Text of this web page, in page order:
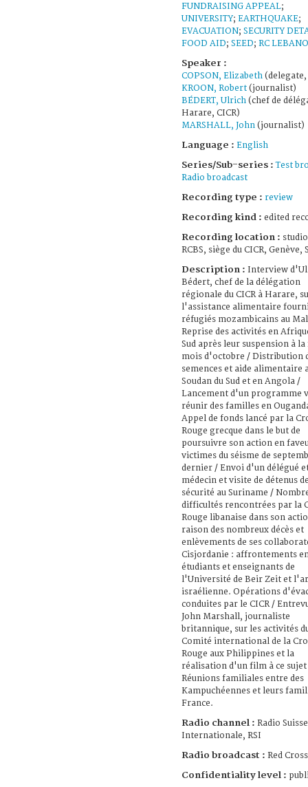
FUNDRAISING APPEAL;
UNIVERSITY; EARTHQUAKE;
EVACUATION; SECURITY
FOOD AID; SEED; RC
Speaker :
COPSON, Elizabeth (delegate,
KROON, Robert (journalist)
BÉDERT, Ulrich (chef de
Harare, CICR)
MARSHALL, John (journalist)
Language : English
Series/Sub-series :Test
Radio broadcast
Recording type : review
Recording kind : edited
Recording location :
RCBS, siège du CICR, Genève,
Description : Interview
Bédert, chef de la délégation
régionale du CICR à Harare,
l'assistance alimentaire
réfugiés mozambicains au
Reprise des activités en
Sud après leur suspension à la
mois d'octobre / Distribution
semences et aide alimentaire
Soudan du Sud et en Angola /
Lancement d'un programme
réunir des familles en
Appel de fonds lancé par la
Rouge grecque dans le but de
poursuivre son action en
victimes du séisme de
dernier / Envoi d'un délégué
médecin et visite de détenus
sécurité au Suriname /
difficultés rencontrées par la
Rouge libanaise dans son
raison des nombreux décès et
enlèvements de ses
Cisjordanie : affrontements
étudiants et enseignants de
l'Université de Beir Zeit et
israélienne. Opérations
conduites par le CICR /
John Marshall, journaliste
britannique, sur les activités
Comité international de la
Rouge aux Philippines et la
réalisation d'un film à ce
Réunions familiales entre des
Kampuchéennes et leurs
France.
Radio channel : Radio Suisse
Internationale, RSI
Radio broadcast : Red
Confidentiality level :